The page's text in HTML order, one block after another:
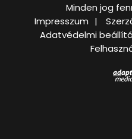
Minden jog
Impresszum
Adatvédelmi